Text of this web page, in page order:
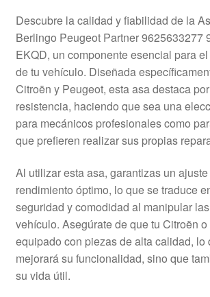
Contacto
Envío al mundo entero
Mi cuenta
Pagos
Procedimiento de Reclamación
Queja
Sobre nosotros
Descubre la calidad y fiabilidad de la
Berlingo Peugeot Partner 9625633277
EKQD, un componente esencial para
de tu vehículo. Diseñada
Citroën y Peugeot, esta asa destaca
resistencia, haciendo que sea una
para mecánicos profesionales como
que prefieren realizar sus propias
Al utilizar esta asa, garantizas un
rendimiento óptimo, lo que se traduce
seguridad y comodidad al manipular
vehículo. Asegúrate de que tu Citroën
equipado con piezas de alta calidad, lo
mejorará su funcionalidad, sino que
su vida útil.